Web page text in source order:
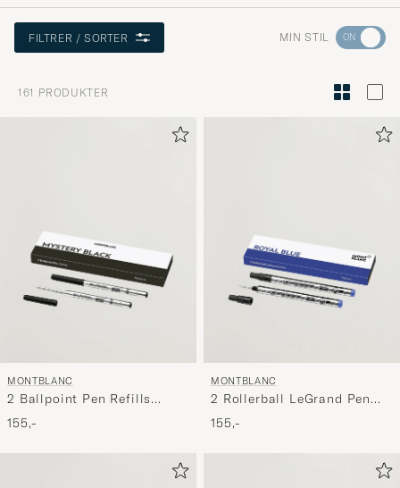
FILTRER / SORTER MIN STIL Gå
Stilråd
oplev
er
mere
til
161 PRODUKTER
MONTBLANC
2 Ballpoint Pen Refills
Mystery Black
155,-
MONTBLANC
2 Rollerball LeGrand Pen
Refills Royal Blue
155,-